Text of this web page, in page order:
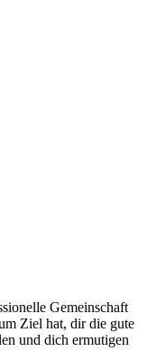
Gemeinschaft
Ziel hat, dir die gute
und dich ermutigen